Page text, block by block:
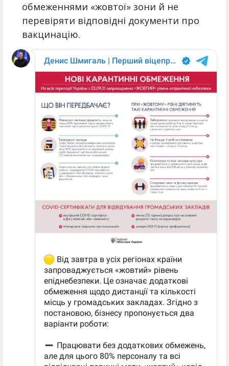
обмеженнями «жовтої» зони й не
перевіряти відповідні документи про
вакцинацію.